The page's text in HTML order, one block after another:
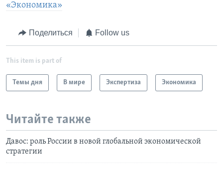
«Экономика»
Поделиться Follow us
This item is part of
Темы дня В мире Экспертиза Экономика
Читайте также
Давос: роль России в новой глобальной экономической
стратегии